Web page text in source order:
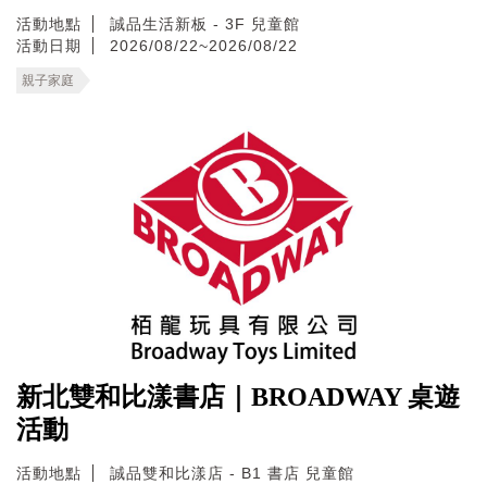
活動地點
誠品生活新板 - 3F 兒童館
活動日期
2026/08/22~2026/08/22
親子家庭
新北雙和比漾書店｜BROADWAY 桌遊
活動
活動地點
誠品雙和比漾店 - B1 書店 兒童館